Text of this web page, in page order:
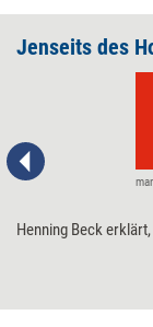
Jenseits des
Henning Beck